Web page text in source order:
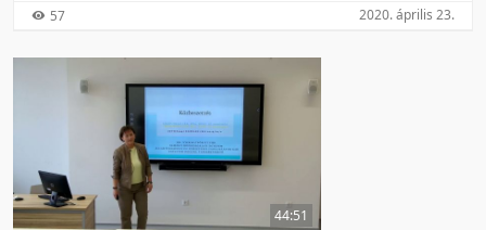
57 2020. április 23.
44:51